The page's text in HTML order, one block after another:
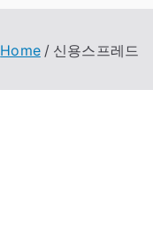
Home 신용스프레드